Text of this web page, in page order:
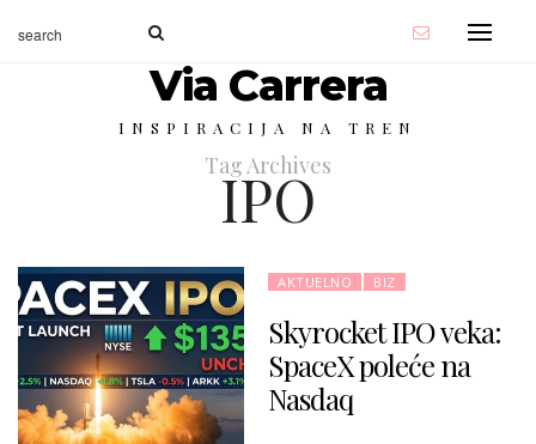
Via Carrera
INSPIRACIJA NA TREN
Tag Archives
IPO
AKTUELNO BIZ
Skyrocket IPO veka:
SpaceX poleće na
Nasdaq